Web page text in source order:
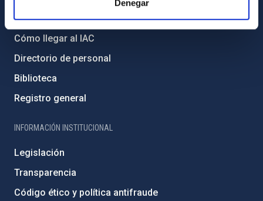
Denegar
Contacto
Cómo llegar al IAC
Directorio de personal
Biblioteca
Registro general
INFORMACIÓN INSTITUCIONAL
Legislación
Transparencia
Código ético y política antifraude